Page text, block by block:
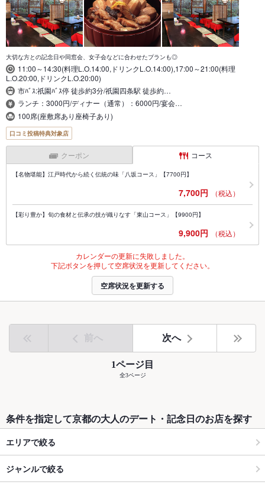
大切な方との記念日や同窓会、女子会などに合わせたプランも◎
11:00～14:30(料理L.O.14:00,ドリンクL.O.14:00),17:00～21:00(料理
L.O.20:00,ドリンクL.O.20:00)
市ﾊﾞｽ:祇園ﾊﾞｽ停 徒歩約3分/祇園四条駅 徒歩約…
ランチ：3000円/ディナー（通常）：6000円/宴会…
100席(座敷席あり座椅子あり)
口コミ投稿特典対象店
クーポン コース
【名物堪能】江戸時代から続く伝統の味「八坂コース」【7700円】
7,700円 （税込）
【彩り豊か】旬の食材と伝承の技が織りなす「東山コース」【9900円】
9,900円 （税込）
カレンダーの更新に失敗しました。
下記ボタンを押して空席状況を更新してください。
空席状況を更新する
前へ 次へ
1ページ目
全3ページ
条件を指定して京都の大人のデート・記念日のお店を探す
エリアで絞る
ジャンルで絞る